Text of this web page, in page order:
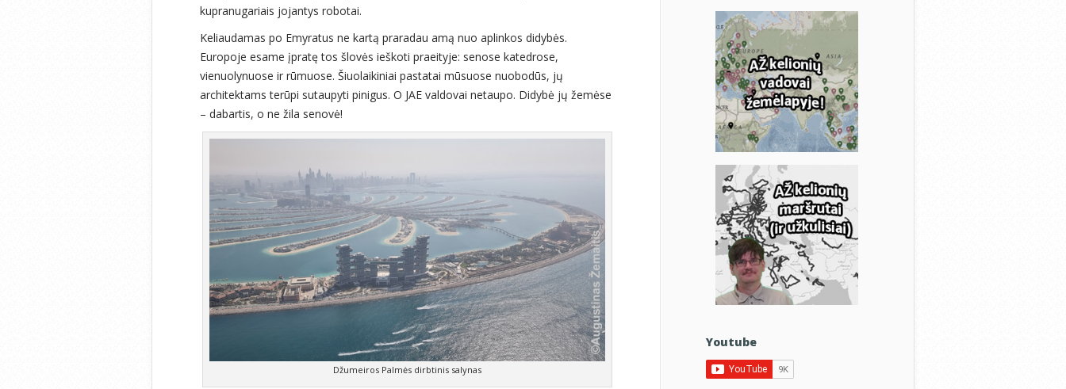
kupranugariais jojantys robotai.
Keliaudamas po Emyratus ne kartą praradau amą nuo aplinkos didybės.
Europoje esame įpratę tos šlovės ieškoti praeityje: senose katedrose,
vienuolynuose ir rūmuose. Šiuolaikiniai pastatai mūsuose nuobodūs, jų
architektams terūpi sutaupyti pinigus. O JAE valdovai netaupo. Didybė jų žemėse
– dabartis, o ne žila senovė!
Džumeiros Palmės dirbtinis salynas
Youtube